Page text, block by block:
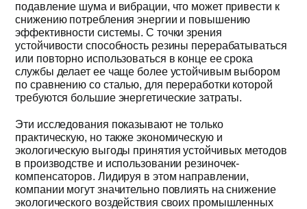
подавление шума и вибрации, что может привести к
снижению потребления энергии и повышению
эффективности системы. С точки зрения
устойчивости способность резины перерабатываться
или повторно использоваться в конце ее срока
службы делает ее чаще более устойчивым выбором
по сравнению со сталью, для переработки которой
требуются большие энергетические затраты.
Эти исследования показывают не только
практическую, но также экономическую и
экологическую выгоды принятия устойчивых методов
в производстве и использовании резиночек-
компенсаторов. Лидируя в этом направлении,
компании могут значительно повлиять на снижение
экологического воздействия своих промышленных